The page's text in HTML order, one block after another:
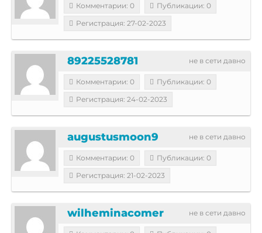
Комментарии: 0
Публикации: 0
Регистрация: 27-02-2023
не в сети давно
89225528781
Комментарии: 0
Публикации: 0
Регистрация: 24-02-2023
не в сети давно
augustusmoon9
Комментарии: 0
Публикации: 0
Регистрация: 21-02-2023
не в сети давно
wilheminacomer